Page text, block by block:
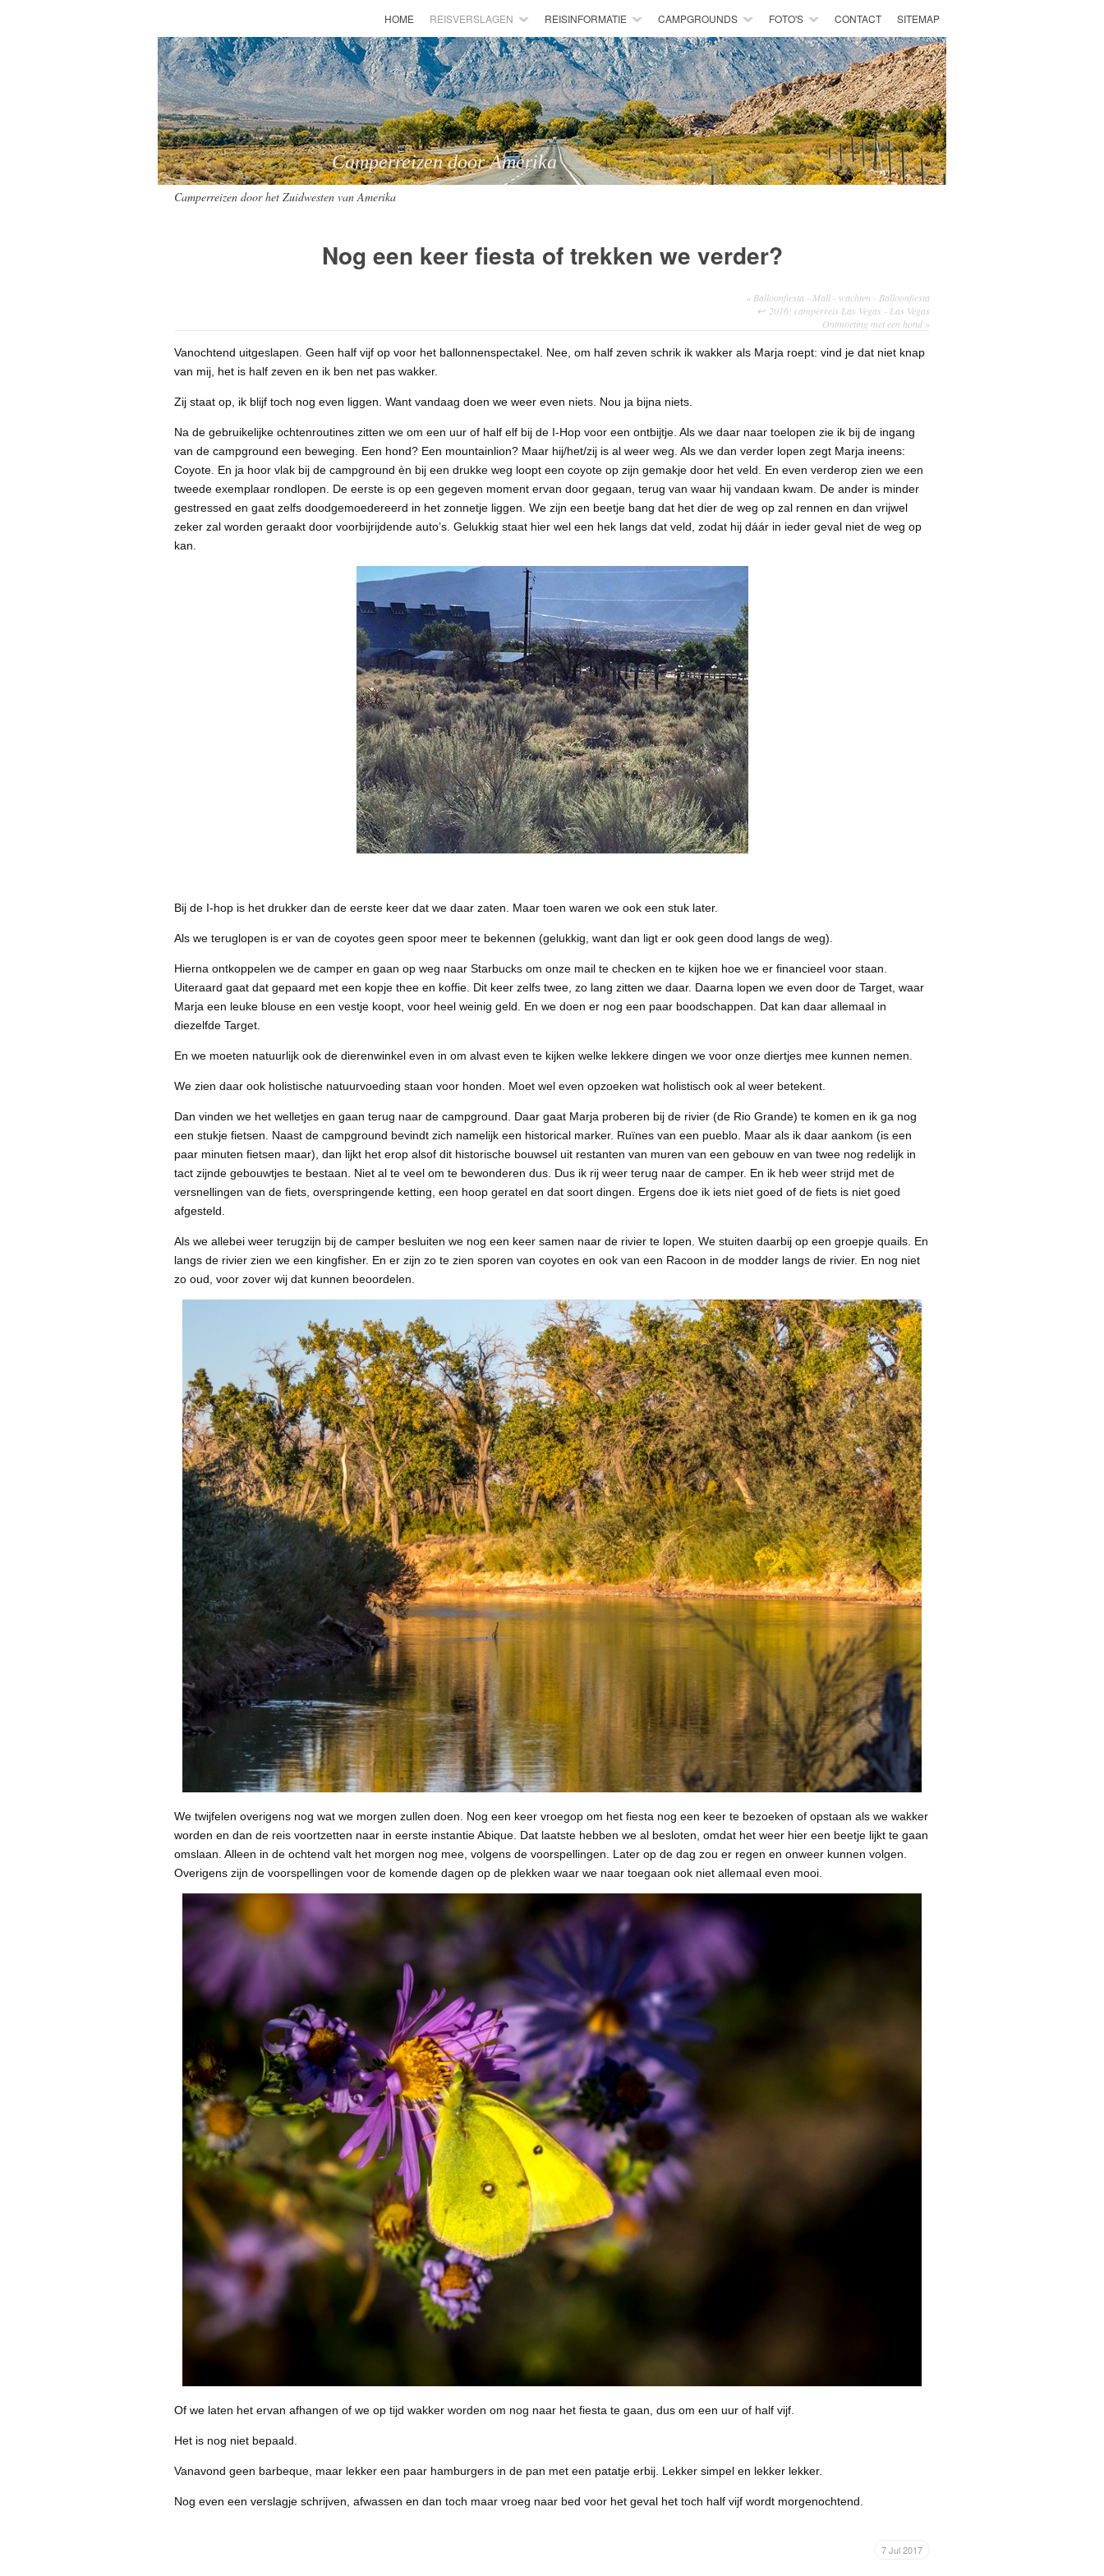
Camperreizen door Amerika
Camperreizen door het Zuidwesten van Amerika
HOME REISVERSLAGEN REISINFORMATIE CAMPGROUNDS FOTO'S CONTACT SITEMAP
Nog een keer fiesta of trekken we verder?
« Balloonfiesta - Mall - wachten - Balloonfiesta
2016: camperreis Las Vegas - Las Vegas
Ontmoeting met een hond »
Vanochtend uitgeslapen. Geen half vijf op voor het ballonnenspectakel. Nee, om half zeven schrik ik wakker als Marja roept: vind je dat niet knap
van mij, het is half zeven en ik ben net pas wakker.
Zij staat op, ik blijf toch nog even liggen. Want vandaag doen we weer even niets. Nou ja bijna niets.
Na de gebruikelijke ochtenroutines zitten we om een uur of half elf bij de I-Hop voor een ontbijtje. Als we daar naar toelopen zie ik bij de ingang
van de campground een beweging. Een hond? Een mountainlion? Maar hij/het/zij is al weer weg. Als we dan verder lopen zegt Marja ineens:
Coyote. En ja hoor vlak bij de campground èn bij een drukke weg loopt een coyote op zijn gemakje door het veld. En even verderop zien we een
tweede exemplaar rondlopen. De eerste is op een gegeven moment ervan door gegaan, terug van waar hij vandaan kwam. De ander is minder
gestressed en gaat zelfs doodgemoedereerd in het zonnetje liggen. We zijn een beetje bang dat het dier de weg op zal rennen en dan vrijwel
zeker zal worden geraakt door voorbijrijdende auto’s. Gelukkig staat hier wel een hek langs dat veld, zodat hij dáár in ieder geval niet de weg op
kan.
Bij de I-hop is het drukker dan de eerste keer dat we daar zaten. Maar toen waren we ook een stuk later.
Als we teruglopen is er van de coyotes geen spoor meer te bekennen (gelukkig, want dan ligt er ook geen dood langs de weg).
Hierna ontkoppelen we de camper en gaan op weg naar Starbucks om onze mail te checken en te kijken hoe we er financieel voor staan.
Uiteraard gaat dat gepaard met een kopje thee en koffie. Dit keer zelfs twee, zo lang zitten we daar. Daarna lopen we even door de Target, waar
Marja een leuke blouse en een vestje koopt, voor heel weinig geld. En we doen er nog een paar boodschappen. Dat kan daar allemaal in
diezelfde Target.
En we moeten natuurlijk ook de dierenwinkel even in om alvast even te kijken welke lekkere dingen we voor onze diertjes mee kunnen nemen.
We zien daar ook holistische natuurvoeding staan voor honden. Moet wel even opzoeken wat holistisch ook al weer betekent.
Dan vinden we het welletjes en gaan terug naar de campground. Daar gaat Marja proberen bij de rivier (de Rio Grande) te komen en ik ga nog
een stukje fietsen. Naast de campground bevindt zich namelijk een historical marker. Ruïnes van een pueblo. Maar als ik daar aankom (is een
paar minuten fietsen maar), dan lijkt het erop alsof dit historische bouwsel uit restanten van muren van een gebouw en van twee nog redelijk in
tact zijnde gebouwtjes te bestaan. Niet al te veel om te bewonderen dus. Dus ik rij weer terug naar de camper. En ik heb weer strijd met de
versnellingen van de fiets, overspringende ketting, een hoop geratel en dat soort dingen. Ergens doe ik iets niet goed of de fiets is niet goed
afgesteld.
Als we allebei weer terugzijn bij de camper besluiten we nog een keer samen naar de rivier te lopen. We stuiten daarbij op een groepje quails. En
langs de rivier zien we een kingfisher. En er zijn zo te zien sporen van coyotes en ook van een Racoon in de modder langs de rivier. En nog niet
zo oud, voor zover wij dat kunnen beoordelen.
We twijfelen overigens nog wat we morgen zullen doen. Nog een keer vroegop om het fiesta nog een keer te bezoeken of opstaan als we wakker
worden en dan de reis voortzetten naar in eerste instantie Abique. Dat laatste hebben we al besloten, omdat het weer hier een beetje lijkt te gaan
omslaan. Alleen in de ochtend valt het morgen nog mee, volgens de voorspellingen. Later op de dag zou er regen en onweer kunnen volgen.
Overigens zijn de voorspellingen voor de komende dagen op de plekken waar we naar toegaan ook niet allemaal even mooi.
Of we laten het ervan afhangen of we op tijd wakker worden om nog naar het fiesta te gaan, dus om een uur of half vijf.
Het is nog niet bepaald.
Vanavond geen barbeque, maar lekker een paar hamburgers in de pan met een patatje erbij. Lekker simpel en lekker lekker.
Nog even een verslagje schrijven, afwassen en dan toch maar vroeg naar bed voor het geval het toch half vijf wordt morgenochtend.
7 Jul 2017